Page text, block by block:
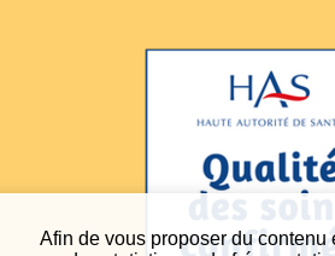
Afin de vous proposer du contenu